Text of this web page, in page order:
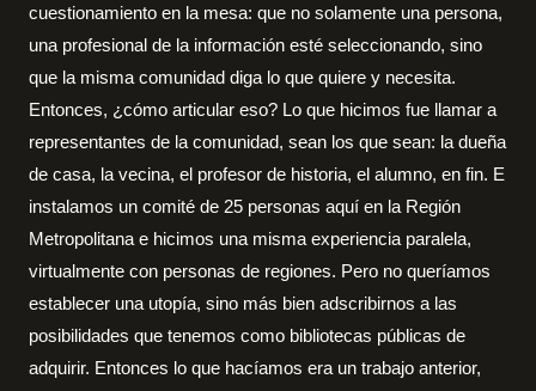
cuestionamiento en la mesa: que no solamente una persona,
una profesional de la información esté seleccionando, sino
que la misma comunidad diga lo que quiere y necesita.
Entonces, ¿cómo articular eso? Lo que hicimos fue llamar a
representantes de la comunidad, sean los que sean: la dueña
de casa, la vecina, el profesor de historia, el alumno, en fin. E
instalamos un comité de 25 personas aquí en la Región
Metropolitana e hicimos una misma experiencia paralela,
virtualmente con personas de regiones. Pero no queríamos
establecer una utopía, sino más bien adscribirnos a las
posibilidades que tenemos como bibliotecas públicas de
adquirir. Entonces lo que hacíamos era un trabajo anterior,